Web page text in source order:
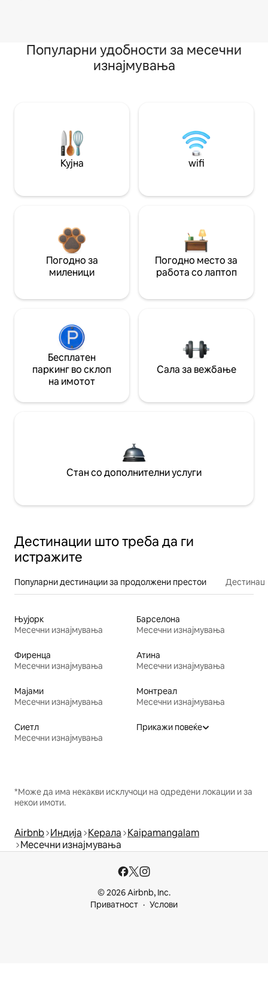
Популарни удобности за месечни
изнајмувања
Кујна wifi
Погодно за
миленици
Погодно место за
работа со лаптоп
Бесплатен
паркинг во склоп
на имотот
Сала за вежбање
Стан со дополнителни услуги
Дестинации што треба да ги
истражите
Популарни дестинации за продолжени престои
Њујорк
Месечни изнајмувања
Барселона
Месечни изнајмувања
Фиренца
Месечни изнајмувања
Атина
Месечни изнајмувања
Мајами
Месечни изнајмувања
Монтреал
Месечни изнајмувања
Сиетл
Месечни изнајмувања
Прикажи повеќе
*Може да има некакви исклучоци на одредени локации и за
некои имоти.
Airbnb Индија Керала Kaipamangalam
Месечни изнајмувања
© 2026 Airbnb, Inc.
Приватност
Услови